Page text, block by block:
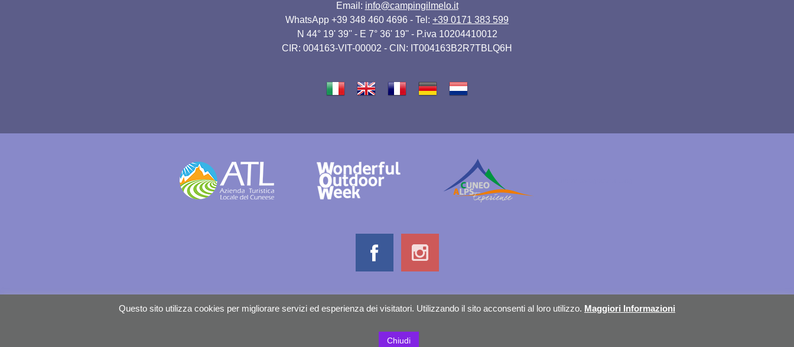
Email: info@campingilmelo.it
WhatsApp +39 348 460 4696 - Tel: +39 0171 383 599
N 44° 19' 39'' - E 7° 36' 19'' - P.iva 10204410012
CIR: 004163-VIT-00002 - CIN: IT004163B2R7TBLQ6H
Informativa sulla privacy Credits
Questo sito utilizza cookies per migliorare servizi ed esperienza dei visitatori. Utilizzando il sito acconsenti al loro utilizzo. Maggiori Informazioni
Chiudi